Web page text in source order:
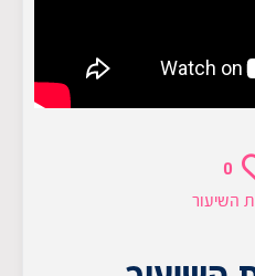
0
השיעור